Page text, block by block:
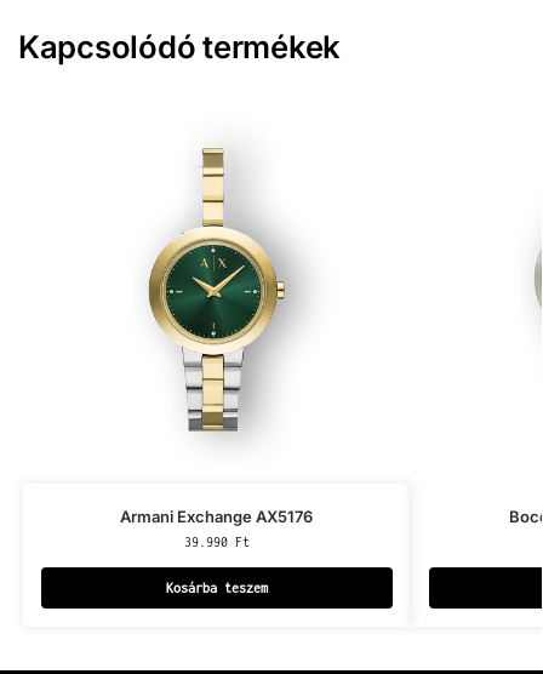
Kapcsolódó termékek
Armani Exchange AX5176
39.990 Ft
Kosárba teszem